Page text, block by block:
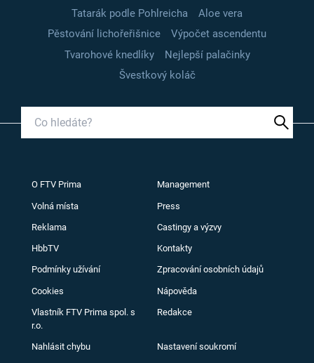
Tatarák podle Pohlreicha
Aloe vera
Pěstování lichořeřišnice
Výpočet ascendentu
Tvarohové knedlíky
Nejlepší palačinky
Švestkový koláč
O FTV Prima Management
Volná místa Press
Reklama Castingy a výzvy
HbbTV Kontakty
Podmínky užívání Zpracování osobních údajů
Cookies Nápověda
Vlastník FTV Prima spol. s
r.o.
Redakce
Nahlásit chybu Nastavení soukromí